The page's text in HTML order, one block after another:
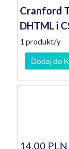
Cranford
DHTML i
1 produkt/y
Dodaj do
14,00 PLN